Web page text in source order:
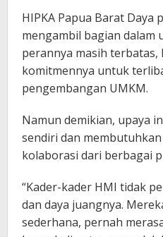
HIPKA Papua Barat Daya
mengambil bagian dalam
perannya masih terbatas,
komitmennya untuk
pengembangan UMKM.
Namun demikian, upaya
sendiri dan
kolaborasi dari berbagai
“Kader-kader HMI tidak
dan daya juangnya.
sederhana, pernah